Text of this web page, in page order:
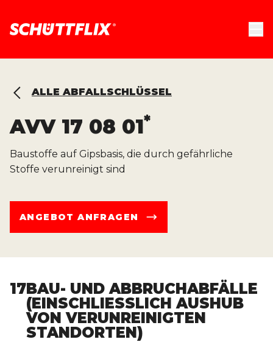
ALLE ABFALLSCHLÜSSEL
AVV 17 08 01*
Baustoffe auf Gipsbasis, die durch gefährliche
Stoffe verunreinigt sind
ANGEBOT ANFRAGEN
17BAU- UND ABBRUCHABFÄLLE
(EINSCHLIESSLICH AUSHUB V
ON VERUNREINIGTEN S
TANDORTEN)